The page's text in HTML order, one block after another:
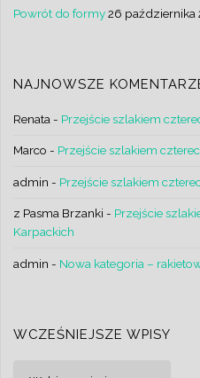
Powrót do formy 26 października
NAJNOWSZE
Renata - Przejście szlakiem
Marco - Przejście szlakiem
admin - Przejście szlakiem
z Pasma Brzanki - Przejście
Karpackich
admin - Nowa kategoria –
WCZEŚNIEJSZE WPISY